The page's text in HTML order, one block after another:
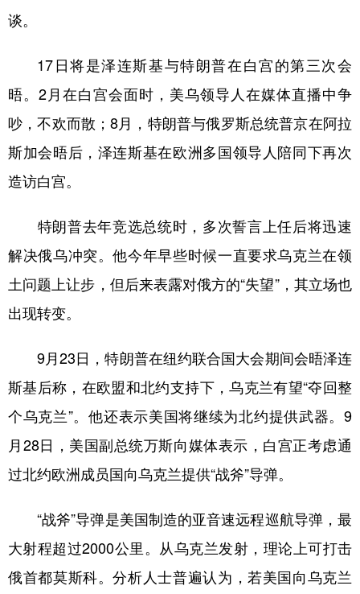
谈。
17日将是泽连斯基与特朗普在白宫的第三次会
晤。2月在白宫会面时，美乌领导人在媒体直播中争
吵，不欢而散；8月，特朗普与俄罗斯总统普京在阿拉
斯加会晤后，泽连斯基在欧洲多国领导人陪同下再次
造访白宫。
特朗普去年竞选总统时，多次誓言上任后将迅速
解决俄乌冲突。他今年早些时候一直要求乌克兰在领
土问题上让步，但后来表露对俄方的“失望”，其立场也
出现转变。
9月23日，特朗普在纽约联合国大会期间会晤泽连
斯基后称，在欧盟和北约支持下，乌克兰有望“夺回整
个乌克兰”。他还表示美国将继续为北约提供武器。9
月28日，美国副总统万斯向媒体表示，白宫正考虑通
过北约欧洲成员国向乌克兰提供“战斧”导弹。
“战斧”导弹是美国制造的亚音速远程巡航导弹，最
大射程超过2000公里。从乌克兰发射，理论上可打击
俄首都莫斯科。分析人士普遍认为，若美国向乌克兰